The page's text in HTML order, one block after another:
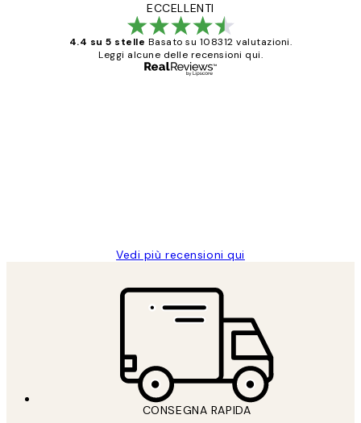
ECCELLENTI
4.4 su 5 stelle Basato su 108312 valutazioni.
Leggi alcune delle recensioni qui.
Vedi più recensioni qui
CONSEGNA RAPIDA